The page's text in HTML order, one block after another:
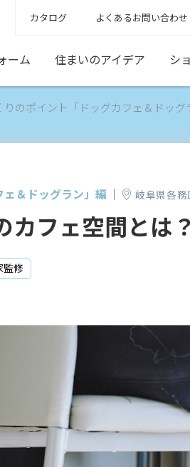
カタログ よくあるお問い合わせ
ーム 住まいのアイデア シ
のポイント「ドッグカフェ＆ドッ
＆ドッグラン」編 岐阜県各
カフェ空間とは？
監修